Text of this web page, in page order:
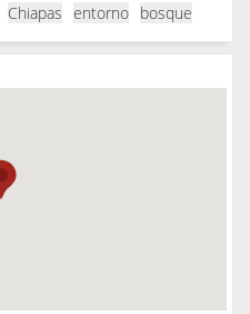
Chiapas entorno bosque